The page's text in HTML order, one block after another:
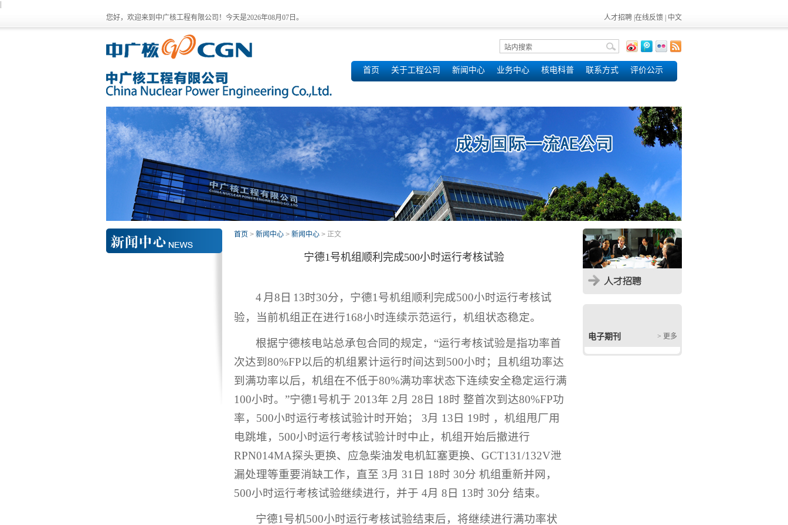
您好，欢迎来到中广核工程有限公司！今天是2026年08月07日。 人才招聘 在线反馈 中文
首页 关于工程公司 新闻中心 业务中心 核电科普 联系方式 评价公示
首页 > 新闻中心 > 新闻中心 > 正文
宁德1号机组顺利完成500小时运行考核试验
4 月8 日 13时30分，宁德1 号机组顺利完成500小时运行考核试
验，当前机组正在进行168小时连续示范运行，机组状态稳定。
根据宁德核电站总承包合同的规定，“运行考核试验是指功率首
次达到 80%FP以后的机组累计运行时间达到 500小时；且机组功率达
到满功率以后，机组在不低于80%满功率状态下连续安全稳定运行满
100小时。”宁德1 号机于 2013年 2月 28 日 18时 整首次到达80%FP功
率， 500小时运行考核试验计时开始； 3月 13 日 19时 ，机组甩厂用
电跳堆， 500小时运行考核试验计时中止，机组开始后撤进行
RPN014MA探头更换、应急柴油发电机缸塞更换、 GCT131/132V泄
漏处理等重要消缺工作，直至 3月 31 日 18时 30分 机组重新并网，
500小时运行考核试验继续进行，并于 4月 8 日 13时 30分 结束。
宁德1 号机500小时运行考核试验结束后，将继续进行满功率状
> 更多
电子期刊